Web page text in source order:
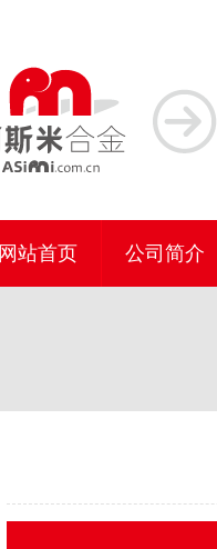
网站首页 公司简介